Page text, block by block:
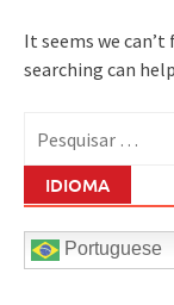
It seems we
searching can
por:
IDIOMA
Portuguese